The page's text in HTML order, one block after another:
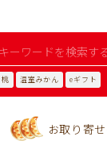
桃 温室みかん eギフト
お取り寄